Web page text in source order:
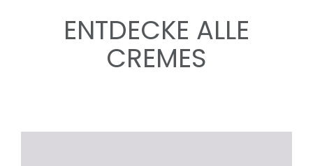
ENTDECKE ALLE
CREMES